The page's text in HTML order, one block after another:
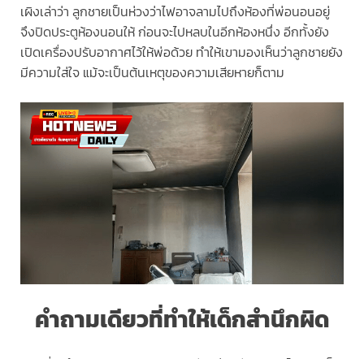
เผิงเล่าว่า ลูกชายเป็นห่วงว่าไฟอาจลามไปถึงห้องที่พ่อนอนอยู่
จึงปิดประตูห้องนอนให้ ก่อนจะไปหลบในอีกห้องหนึ่ง อีกทั้งยัง
เปิดเครื่องปรับอากาศไว้ให้พ่อด้วย ทำให้เขามองเห็นว่าลูกชายยัง
มีความใส่ใจ แม้จะเป็นต้นเหตุของความเสียหายก็ตาม
คำถามเดียวที่ทำให้เด็กสำนึกผิด